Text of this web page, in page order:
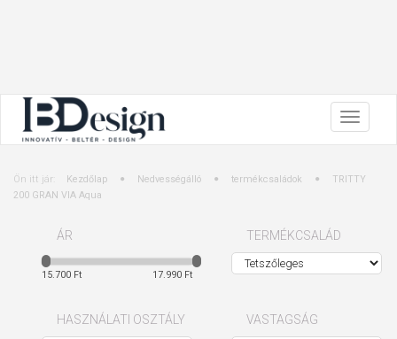
Ön itt jár: Kezdőlap Nedvességálló termékcsaládok
TRITTY
200 GRAN VIA Aqua
ÁR
15.700 Ft 17.990 Ft
TERMÉKCSALÁD
HASZNÁLATI OSZTÁLY VASTAGSÁG